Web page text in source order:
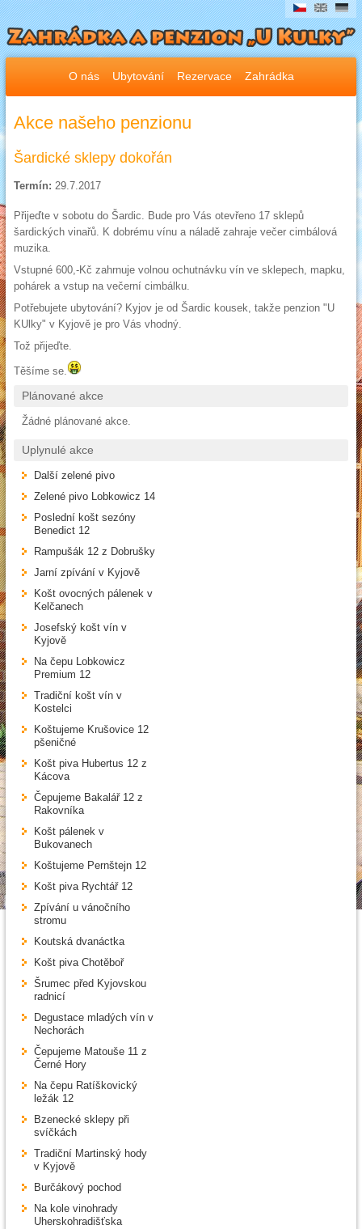
O nás Ubytování Rezervace Zahrádka
Akce našeho penzionu
Šardické sklepy dokořán
Termín: 29.7.2017
Přijeďte v sobotu do Šardic. Bude pro Vás otevřeno 17 sklepů
šardických vinařů. K dobrému vínu a náladě zahraje večer cimbálová
muzika.
Vstupné 600,-Kč zahrnuje volnou ochutnávku vín ve sklepech, mapku,
pohárek a vstup na večerní cimbálku.
Potřebujete ubytování? Kyjov je od Šardic kousek, takže penzion "U
KUlky" v Kyjově je pro Vás vhodný.
Tož přijeďte.
Těšíme se.
Plánované akce
Žádné plánované akce.
Uplynulé akce
Další zelené pivo
Zelené pivo Lobkowicz 14
Poslední košt sezóny
Benedict 12
Rampušák 12 z Dobrušky
Jarní zpívání v Kyjově
Košt ovocných pálenek v
Kelčanech
Josefský košt vín v
Kyjově
Na čepu Lobkowicz
Premium 12
Tradiční košt vín v
Kostelci
Koštujeme Krušovice 12
pšeničné
Košt piva Hubertus 12 z
Kácova
Čepujeme Bakalář 12 z
Rakovníka
Košt pálenek v
Bukovanech
Koštujeme Pernštejn 12
Košt piva Rychtář 12
Zpívání u vánočního
stromu
Koutská dvanáctka
Košt piva Chotěboř
Šrumec před Kyjovskou
radnicí
Degustace mladých vín v
Nechorách
Čepujeme Matouše 11 z
Černé Hory
Na čepu Ratíškovický
ležák 12
Bzenecké sklepy při
svíčkách
Tradiční Martinský hody
v Kyjově
Burčákový pochod
Na kole vinohrady
Uherskohradišťska